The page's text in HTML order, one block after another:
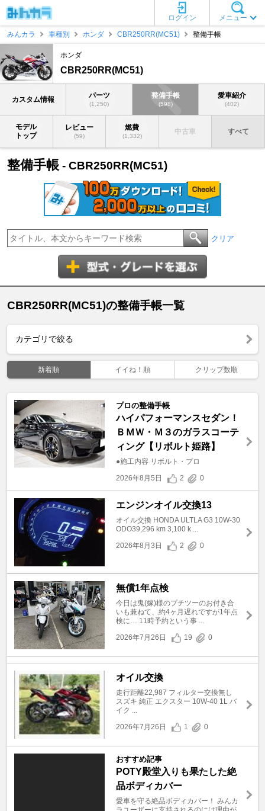
メニュー
ログイン
みんカラ
車種別 ホンダ CBR250RR(MC51) 整備手帳
ホンダ
CBR250RR(MC51)
カスタム情報 パーツ
(1,250)
整備手帳
(598)
愛車紹介
(402)
モデル
トップ
レビュー
(59)
燃費
(1,332)
中古車 すべて
整備手帳 - CBR250RR(MC51)
クリア
CBR250RR(MC51)の整備手帳一覧
カテゴリで絞る
新着順 イイね！順 クリップ数順
プロの整備手帳
ハイパフォーマンスセダン！
ＢＭＷ・Ｍ３のガラスコーテ
ィング【リボルト姫路】
●施工内容 リボルト・プロ
2026年8月5日
2 0
エンジンオイル交換13
オイル交換 HONDA ULTLA G3 10W-30
ODO39,296 km 3,100 k ...
2026年8月3日
2 0
無償1年点検
今日は鬼(嫁)様のプチツーのお付き合
いも兼ねて、約4ヶ月遅れですが1年点
検に… 11時予約という事 ...
2026年7月26日
19 0
オイル交換
走行距離22,987 フィルター交換無し
スズキ 純正 エクスター 10W-40 1L バ
イク ...
2026年7月26日
1 0
おすすめ記事
POTY殿堂入りも果たした絶
品ボディカバー
愛車を守る絶品ボディカバー！ みんカ